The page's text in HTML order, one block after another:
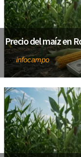
Precio del maíz en
Porinfocampo